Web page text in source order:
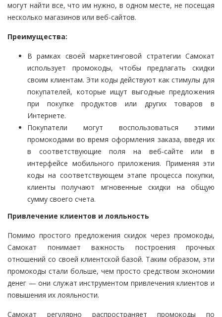
могут найти все, что им нужно, в одном месте, не посещая
несколько магазинов или веб-сайтов.
Преимущества:
В рамках своей маркетинговой стратегии Самокат
использует промокоды, чтобы предлагать скидки
своим клиентам. Эти коды действуют как стимулы для
покупателей, которые ищут выгодные предложения
при покупке продуктов или других товаров в
Интернете.
Покупатели могут воспользоваться этими
промокодами во время оформления заказа, введя их
в соответствующие поля на веб-сайте или в
интерфейсе мобильного приложения. Применяя эти
коды на соответствующем этапе процесса покупки,
клиенты получают мгновенные скидки на общую
сумму своего счета.
Привлечение клиентов и лояльность
Помимо простого предложения скидок через промокоды,
Самокат понимает важность построения прочных
отношений со своей клиентской базой. Таким образом, эти
промокоды стали больше, чем просто средством экономии
денег — они служат инструментом привлечения клиентов и
повышения их лояльности.
Самокат регулярно распространяет промокоды по